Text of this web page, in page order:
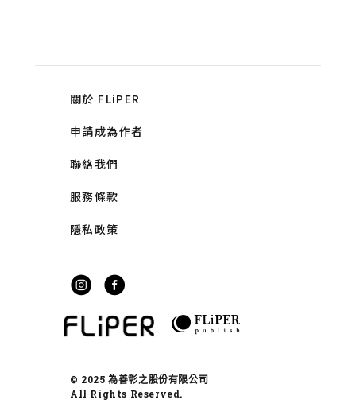
關於 FLiPER
申請成為作者
聯絡我們
服務條款
隱私政策
© 2025 為善彰之股份有限公司
All Rights Reserved.